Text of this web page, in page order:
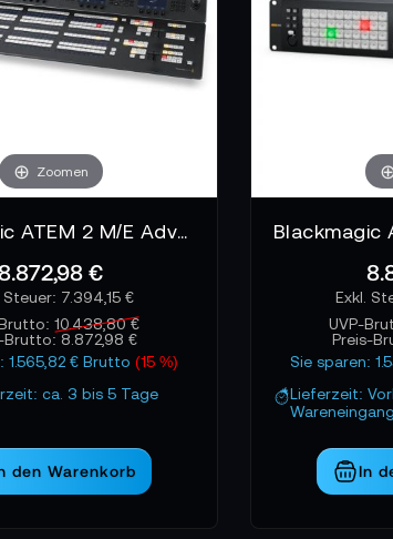
Zoomen
Blackmagic ATEM 2 M/E Advanced Panel 40
€
7.394,15 €
10.438,80 €
Brutto: 8.872,98 €
1.565,82 € Brutto (15 %)
ca. 3 bis 5 Tage
den Warenkorb
UVP-
Preis-
Sie sparen:
Lieferzeit:
In